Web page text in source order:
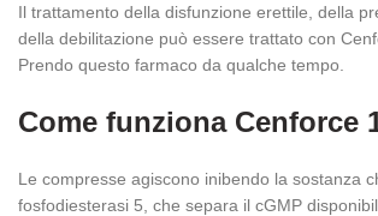
Il trattamento della disfunzione erettile, della
della debilitazione può essere trattato con
Prendo questo farmaco da qualche tempo.
Come funziona Cenforce
Le compresse agiscono inibendo la sostanza
fosfodiesterasi 5, che separa il cGMP